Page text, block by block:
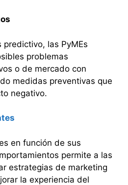
las PyMEs
problemas
o de mercado con
medidas preventivas que
negativo.
en función de sus
permite a las
estrategias de marketing
la experiencia del